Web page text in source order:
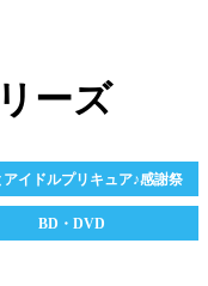
ーズ
アイドルプリキュア♪感謝祭
BD・DVD